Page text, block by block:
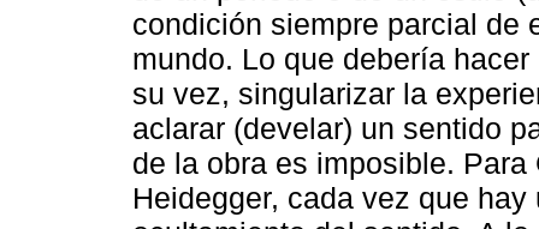
condición siempre parcial de
mundo. Lo que debería
su vez, singularizar la
aclarar (develar) un sentido
de la obra es imposible.
Heidegger, cada vez que